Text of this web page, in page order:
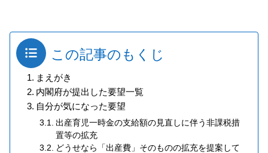
この記事のもくじ
まえがき
内閣府が提出した要望一覧
自分が気になった要望
出産育児一時金の支給額の見直しに伴う非課税措
置等の拡充
どうせなら「出産費」そのものの拡充を提案して